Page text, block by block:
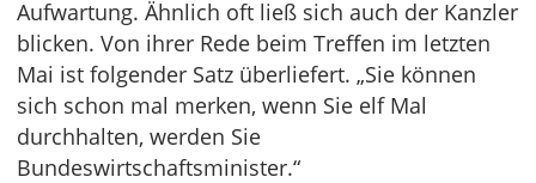
Aufwartung. Ähnlich oft ließ sich auch der Kanzler
blicken. Von ihrer Rede beim Treffen im letzten
Mai ist folgender Satz überliefert. „Sie können
sich schon mal merken, wenn Sie elf Mal
durchhalten, werden Sie
Bundeswirtschaftsminister.“